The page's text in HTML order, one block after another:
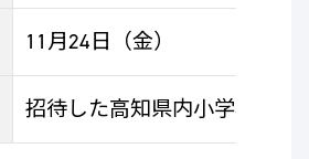
11月24日（金）
招待した高知県内小学校4校